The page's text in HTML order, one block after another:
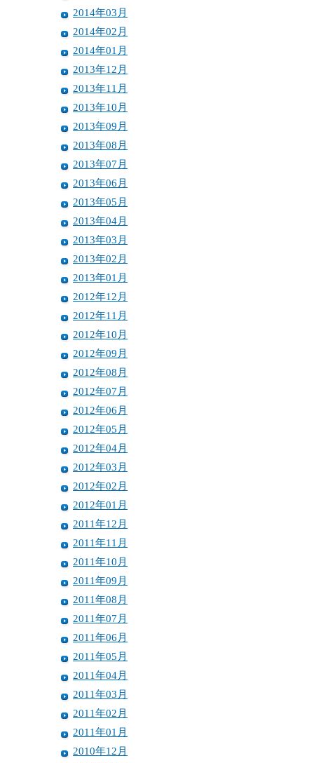
2014年03月
2014年02月
2014年01月
2013年12月
2013年11月
2013年10月
2013年09月
2013年08月
2013年07月
2013年06月
2013年05月
2013年04月
2013年03月
2013年02月
2013年01月
2012年12月
2012年11月
2012年10月
2012年09月
2012年08月
2012年07月
2012年06月
2012年05月
2012年04月
2012年03月
2012年02月
2012年01月
2011年12月
2011年11月
2011年10月
2011年09月
2011年08月
2011年07月
2011年06月
2011年05月
2011年04月
2011年03月
2011年02月
2011年01月
2010年12月